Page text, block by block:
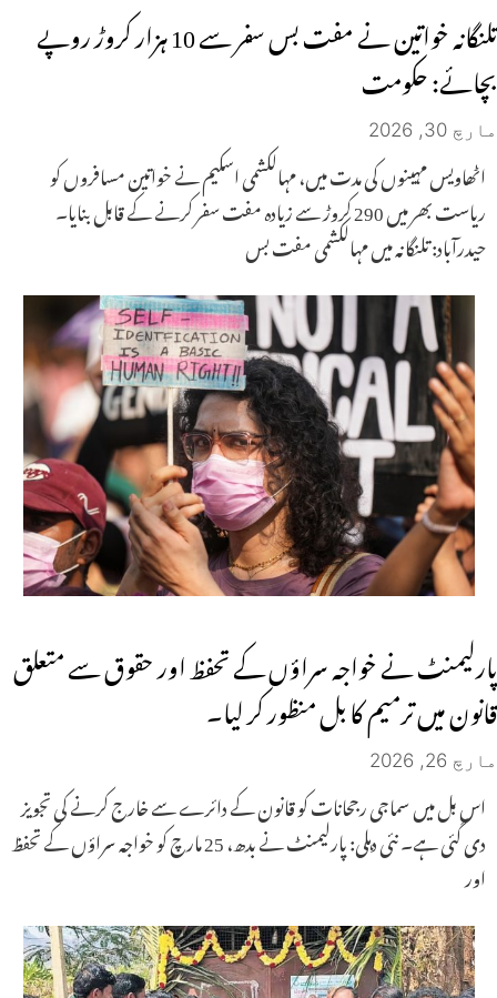
تلنگانہ خواتین نے مفت بس سفر سے 10 ہزار کروڑ روپے
بچائے: حکومت
مارچ 30, 2026
اٹھاویس مہینوں کی مدت میں، مہالکشمی اسکیم نے خواتین مسافروں کو
ریاست بھر میں 290 کروڑ سے زیادہ مفت سفر کرنے کے قابل بنایا۔
حیدرآباد: تلنگانہ میں مہالکشمی مفت بس
پارلیمنٹ نے خواجہ سراؤں کے تحفظ اور حقوق سے متعلق
قانون میں ترمیم کا بل منظور کر لیا۔
مارچ 26, 2026
اس بل میں سماجی رجحانات کو قانون کے دائرے سے خارج کرنے کی تجویز
دی گئی ہے۔ نئی دہلی: پارلیمنٹ نے بدھ، 25 مارچ کو خواجہ سراؤں کے تحفظ
اور